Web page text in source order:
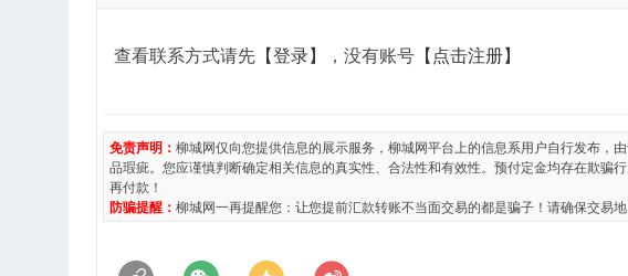
查看联系方式请先 【登录】 ，没有账号 【点击注册】
免责声明： 柳城网仅向您提供信息的展示服务，柳城网平台上的信息系用户自行发布，
品瑕疵。您应谨慎判断确定相关信息的真实性、合法性和有效性。预付定金均存在欺骗
再付款！
防骗提醒： 柳城网一再提醒您：让您提前汇款转账不当面交易的都是骗子！请确保交易地